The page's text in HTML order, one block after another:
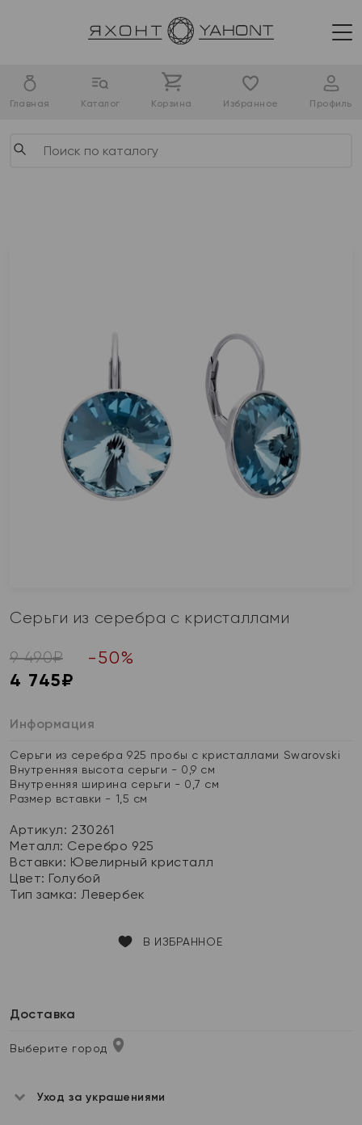
Главная Каталог Корзина Избранное Профиль
Серьги из серебра с кристаллами
9 490₽ -50%
4 745₽
Информация
Серьги из серебра 925 пробы с кристаллами Swarovski
Внутренняя высота серьги - 0,9 см
Внутренняя ширина серьги - 0,7 см
Размер вставки - 1,5 см
Артикул: 230261
Металл: Серебро 925
Вставки: Ювелирный кристалл
Цвет: Голубой
Тип замка:Левербек
В ИЗБРАННОЕ
Доставка
Выберите город
Уход за украшениями